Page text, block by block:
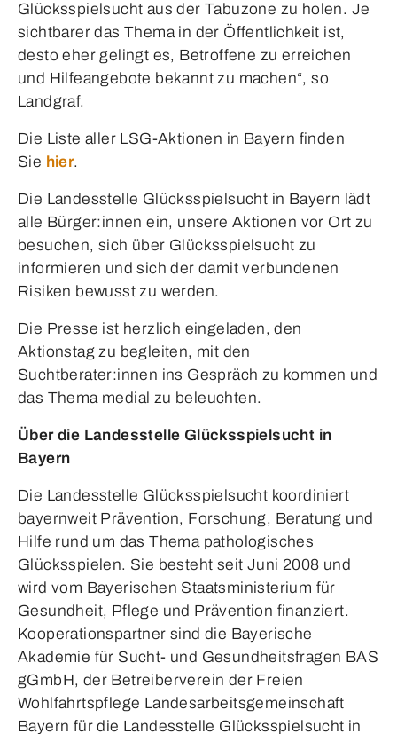
Glücksspielsucht aus der Tabuzone zu holen. Je
sichtbarer das Thema in der Öffentlichkeit ist,
desto eher gelingt es, Betroffene zu erreichen
und Hilfeangebote bekannt zu machen“, so
Landgraf.
Die Liste aller LSG-Aktionen in Bayern finden
Sie hier.
Die Landesstelle Glücksspielsucht in Bayern lädt
alle Bürger:innen ein, unsere Aktionen vor Ort zu
besuchen, sich über Glücksspielsucht zu
informieren und sich der damit verbundenen
Risiken bewusst zu werden.
Die Presse ist herzlich eingeladen, den
Aktionstag zu begleiten, mit den
Suchtberater:innen ins Gespräch zu kommen und
das Thema medial zu beleuchten.
Über die Landesstelle Glücksspielsucht in
Bayern
Die Landesstelle Glücksspielsucht koordiniert
bayernweit Prävention, Forschung, Beratung und
Hilfe rund um das Thema pathologisches
Glücksspielen. Sie besteht seit Juni 2008 und
wird vom Bayerischen Staatsministerium für
Gesundheit, Pflege und Prävention finanziert.
Kooperationspartner sind die Bayerische
Akademie für Sucht- und Gesundheitsfragen BAS
gGmbH, der Betreiberverein der Freien
Wohlfahrtspflege Landesarbeitsgemeinschaft
Bayern für die Landesstelle Glücksspielsucht in